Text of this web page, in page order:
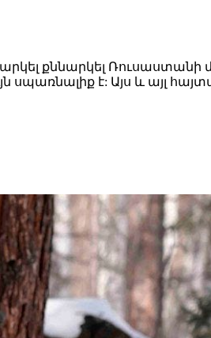
քննարկել
է: Այս և այլ